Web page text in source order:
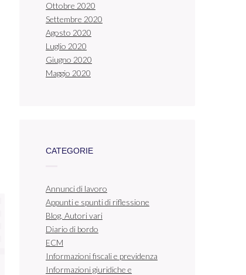
Ottobre 2020
Settembre 2020
Agosto 2020
Luglio 2020
Giugno 2020
Maggio 2020
CATEGORIE
Annunci di lavoro
Appunti e spunti di riflessione
Blog. Autori vari
Diario di bordo
ECM
Informazioni fiscali e previdenza
Informazioni giuridiche e